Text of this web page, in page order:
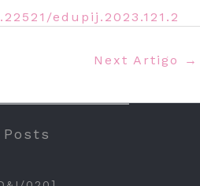
edupij.2023.121.2
Next Artigo →